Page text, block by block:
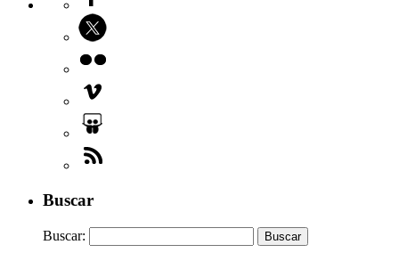
Buscar
Buscar: